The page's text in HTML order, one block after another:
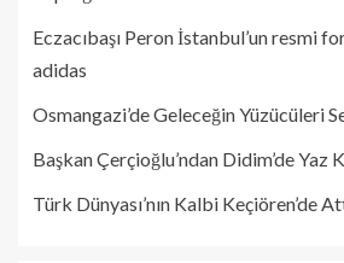
Eczacıbaşı Peron İstanbul’un resmi
adidas
Osmangazi’de Geleceğin Yüzücüleri
Başkan Çerçioğlu’ndan Didim’de Yaz
Türk Dünyası’nın Kalbi Keçiören’de